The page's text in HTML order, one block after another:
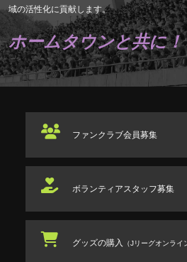
域の活性化に貢献します。
ホームタウンと共に！
ファンクラブ会員募集
ボランティアスタッフ募集
グッズの購入 （Jリーグオンライ